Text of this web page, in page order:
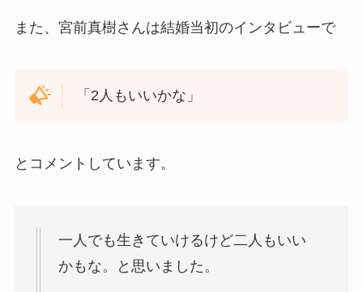
また、宮前真樹さんは結婚当初のインタビューで
「2人もいいかな」
とコメントしています。
一人でも生きていけるけど二人もいい
かもな。と思いました。